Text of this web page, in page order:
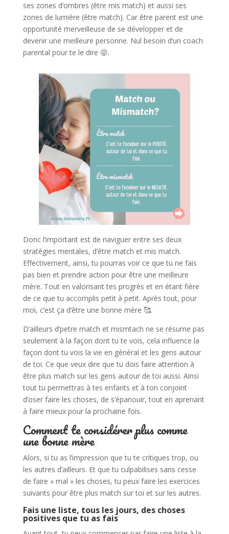
ses zones d’ombres (être mis match) et aussi ses
zones de lumière (être match). Car être parent est une
opportunité merveilleuse de se développer et de
devenir une meilleure personne. Nul besoin d’un coach
parental pour te le dire 😝.
Donc l’important est de naviguer entre ses deux
stratégies mentales, d’être match et mis match.
Effectivement, ainsi, tu pourras voir ce que tu ne fais
pas bien et prendre action pour être une meilleure
mère. Tout en valorisant tes progrès et en étant fière
de ce que tu accomplis petit à petit. Après tout, pour
moi, c’est ça d’être une bonne mère 🥰.
D’ailleurs d’petre match et mismtach ne se résume pas
seulement à la façon dont tu te vois, cela influence la
façon dont tu vois la vie en général et les gens autour
de toi. Ce que veux dire que tu dois faire attention à
être plus match sur les gens autour de toi aussi. Ainsi
tout tu permettras à tes enfants et à ton conjoint
d’oser faire les choses, de s’épanouir, tout en aprenant
à faire mieux pour la prochaine fois.
Comment te considérer plus comme
une bonne mère
Alors, si tu as l’impression que tu te critiques trop, ou
les autres d’ailleurs. Et que tu culpabilises sans cesse
de faire « mal » les choses, tu peux faire les exercices
suivants pour être plus match sur toi et sur les autres.
Fais une liste, tous les jours, des choses
positives que tu as fais